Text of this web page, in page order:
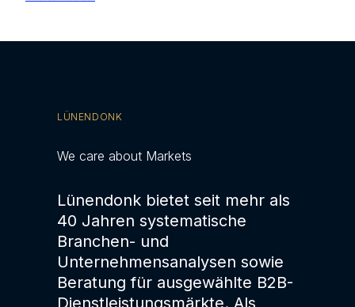
LÜNENDONK
We care about Markets
Lünendonk bietet seit mehr als
40 Jahren systematische
Branchen- und
Unternehmensanalysen sowie
Beratung für ausgewählte B2B-